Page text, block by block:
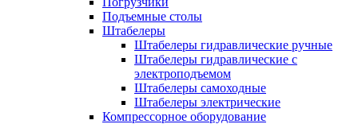
Подъемные столы
Штабелеры
Штабелеры гидравлические ручные
Штабелеры гидравлические с
электроподъемом
Штабелеры самоходные
Штабелеры электрические
Компрессорное оборудование